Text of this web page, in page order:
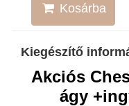
Kosárba
Kiegészítő
Akciós
ágy